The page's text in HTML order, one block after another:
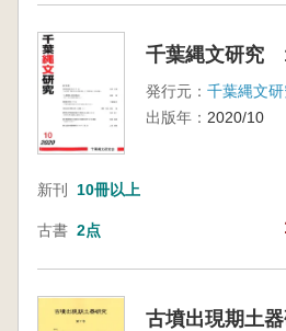
千葉縄文研究
発行元： 千葉縄文
出版年： 2020/10
新刊 10冊以上
古書 2点
古墳出現期土